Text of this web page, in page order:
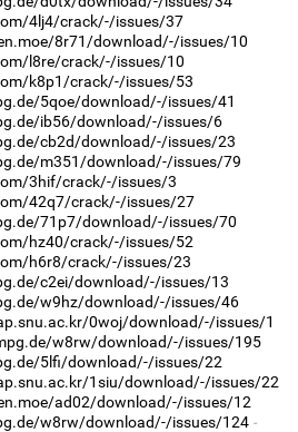
4lj4/crack/-/issues/37
8r71/download/-/issues/10
l8re/crack/-/issues/10
k8p1/crack/-/issues/53
5qoe/download/-/issues/41
ib56/download/-/issues/6
cb2d/download/-/issues/23
m351/download/-/issues/79
3hif/crack/-/issues/3
42q7/crack/-/issues/27
71p7/download/-/issues/70
hz40/crack/-/issues/52
h6r8/crack/-/issues/23
c2ei/download/-/issues/13
w9hz/download/-/issues/46
0woj/download/-/issues/1
w8rw/download/-/issues/195
5lfi/download/-/issues/22
1siu/download/-/issues/22
ad02/download/-/issues/12
w8rw/download/-/issues/124